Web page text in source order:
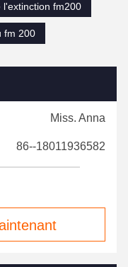
l'extinction fm200
fm 200
Miss. Anna
86--18011936582